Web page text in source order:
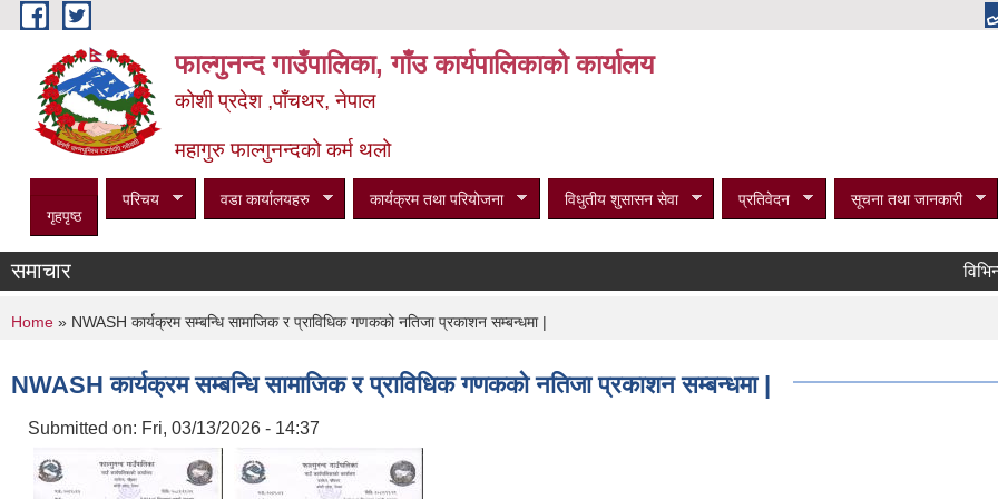
Skip to main content
फाल्गुनन्द गाउँपालिका, गाँउ कार्यपालिकाको कार्यालय
कोशी प्रदेश ,पाँचथर, नेपाल
महागुरु फाल्गुनन्दको कर्म थलो
गृहपृष्ठ
परिचय वडा कार्यालयहरु कार्यक्रम तथा परियोजना विधुतीय शुसासन सेवा प्रतिवेदन सूचना तथा जानकारी
समाचार विभिन्न
You are here
Home » NWASH कार्यक्रम सम्बन्धि सामाजिक र प्राविधिक गणकको नतिजा प्रकाशन सम्बन्धमा |
NWASH कार्यक्रम सम्बन्धि सामाजिक र प्राविधिक गणकको नतिजा प्रकाशन सम्बन्धमा |
Submitted on: Fri, 03/13/2026 - 14:37